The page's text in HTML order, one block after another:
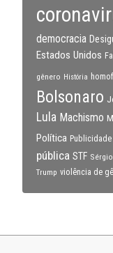
democracia
Estados Unidos
gênero História
Bolsonaro
Lula Machismo
Política Publicidade
pública STF
Trump violência de